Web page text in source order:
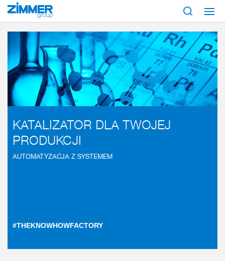
Start Branże Przemysł chemiczny
KATALIZATOR DLA TWOJEJ
PRODUKCJI
AUTOMATYZACJA Z SYSTEMEM
#THEKNOWHOWFACTORY